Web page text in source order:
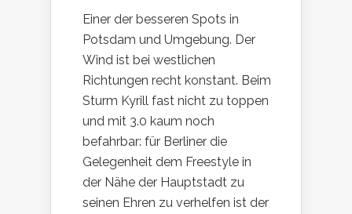
Einer der besseren Spots in
Potsdam und Umgebung. Der
Wind ist bei westlichen
Richtungen recht konstant. Beim
Sturm Kyrill fast nicht zu toppen
und mit 3.0 kaum noch
befahrbar: für Berliner die
Gelegenheit dem Freestyle in
der Nähe der Hauptstadt zu
seinen Ehren zu verhelfen ist der